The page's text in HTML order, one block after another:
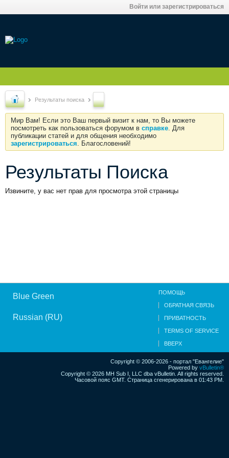
Войти или зарегистрироваться
Результаты поиска
Мир Вам! Если это Ваш первый визит к нам, то Вы можете
посмотреть как пользоваться форумом в справке. Для
публикации статей и для общения необходимо
зарегистрироваться. Благословений!
Результаты Поиска
Извините, у вас нет прав для просмотра этой страницы
Blue Green
Russian (RU)
ПОМОЩЬ
ОБРАТНАЯ СВЯЗЬ
ПРИВАТНОСТЬ
TERMS OF SERVICE
ВВЕРХ
Copyright © 2006-2026 - портал "Евангелие"
Powered by vBulletin®
Copyright © 2026 MH Sub I, LLC dba vBulletin. All rights reserved.
Часовой пояс GMT. Страница сгенерирована в 01:43 PM.